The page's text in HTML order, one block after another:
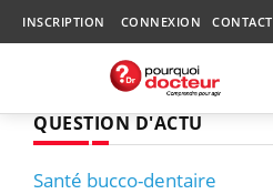
INSCRIPTION CONNEXION CONTACT
QUESTION D'ACTU
Santé bucco-dentaire